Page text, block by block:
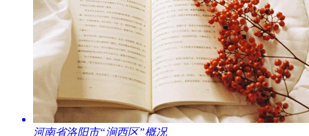
​河南省洛阳市“涧西区”概况